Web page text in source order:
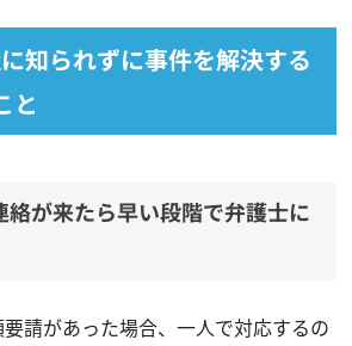
知られずに事件を解決する
と
絡が来たら早い段階で弁護士に
請があった場合、一人で対応するの